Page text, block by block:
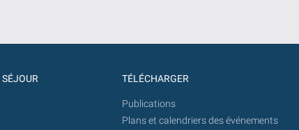
TÉLÉCHARGER
Publications
Plans et calendriers des événements